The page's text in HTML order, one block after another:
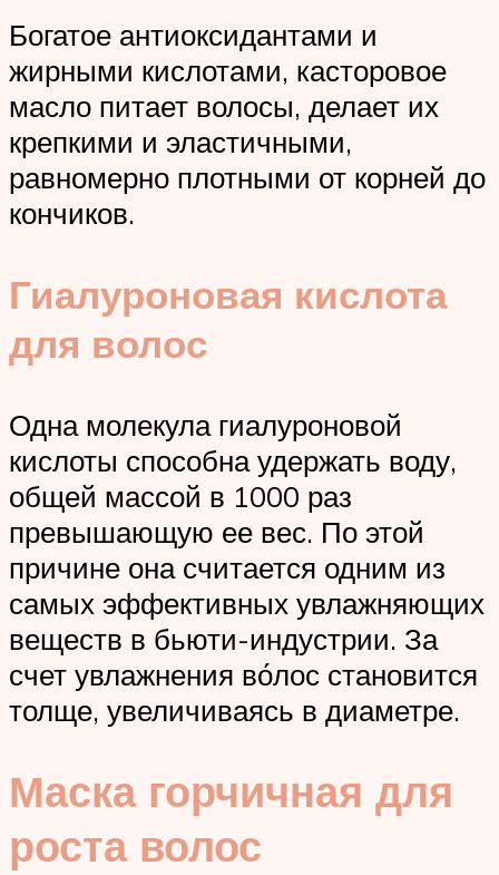
Богатое антиоксидантами и
жирными кислотами, касторовое
масло питает волосы, делает их
крепкими и эластичными,
равномерно плотными от корней до
кончиков.
Гиалуроновая кислота
для волос
Одна молекула гиалуроновой
кислоты способна удержать воду,
общей массой в 1000 раз
превышающую ее вес. По этой
причине она считается одним из
самых эффективных увлажняющих
веществ в бьюти-индустрии. За
счет увлажнения во́лос становится
толще, увеличиваясь в диаметре.
Маска горчичная для
роста волос